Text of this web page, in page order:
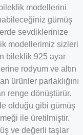
modellerini
gümüş
sevdiklerinize
modellerimiz sizleri
bileklik 925 ayar
rodyum ve altın
ürünler parlaklığını
renge dönüştürür.
olduğu gibi gümüş
ile üretilmiştir.
ve değerli taşlar